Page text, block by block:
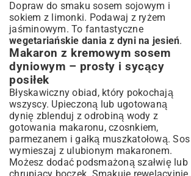
Dopraw do smaku sosem sojowym i
sokiem z limonki. Podawaj z ryżem
jaśminowym. To fantastyczne
wegetariańskie dania z dyni na jesień.
Makaron z kremowym sosem
dyniowym – prosty i sycący
posiłek
Błyskawiczny obiad, który pokochają
wszyscy. Upieczoną lub ugotowaną
dynię zblenduj z odrobiną wody z
gotowania makaronu, czosnkiem,
parmezanem i gałką muszkatołową. Sos
wymieszaj z ulubionym makaronem.
Możesz dodać podsmażoną szałwię lub